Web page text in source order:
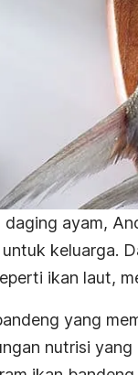
daging ayam,
keluarga.
ikan laut,
yang
nutrisi